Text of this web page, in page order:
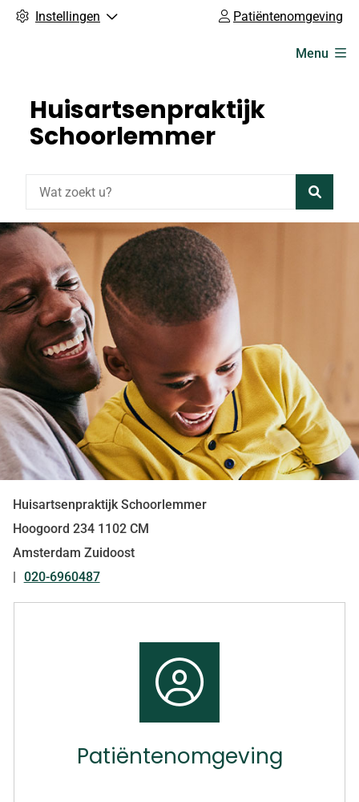
Instellingen Patiëntenomgeving
Menu
Huisartsenpraktijk
Schoorlemmer
Huisartsenpraktijk Schoorlemmer
Hoogoord 234 1102 CM
Amsterdam Zuidoost
Tel:
020-6960487
Patiëntenomgeving